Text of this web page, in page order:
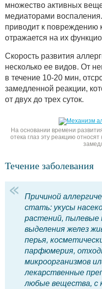
множество активных
медиаторами
приводит к повреждению
отражается на их
Скорость развития
несколько ее видов. От
в течение 10-20 мин,
замедленной реакции,
от двух до трех суток.
На основании времени
отека глаз эту реакцию
Течение заболевания
Причиной
стать: укусы
растений, пылевые
выделения желез
перья,
парфюмерия,
микроорганизмов
лекарственные
любые вещества, с